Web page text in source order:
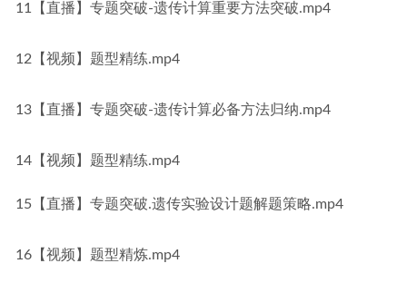
11【直播】专题突破-遗传计算重要方法突破.mp4
12【视频】题型精练.mp4
13【直播】专题突破-遗传计算必备方法归纳.mp4
14【视频】题型精练.mp4
15【直播】专题突破.遗传实验设计题解题策略.mp4
16【视频】题型精炼.mp4